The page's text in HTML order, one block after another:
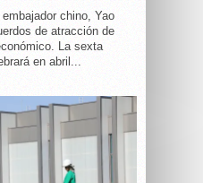
chino, Yao
de atracción de
La sexta
en abril...